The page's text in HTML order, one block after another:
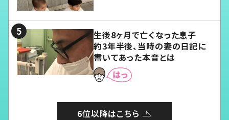
生後8ヶ月で亡くなった息子
約3年半後、当時の妻の日記に
書いてあった本音とは
6位以降はこちら